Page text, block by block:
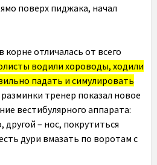
поверх пиджака, начал
отличалась от всего
водили хороводы, ходили
падать и симулировать
тренер показал новое
вестибулярного аппарата:
другой – нос, покрутиться
дури вмазать по воротам с